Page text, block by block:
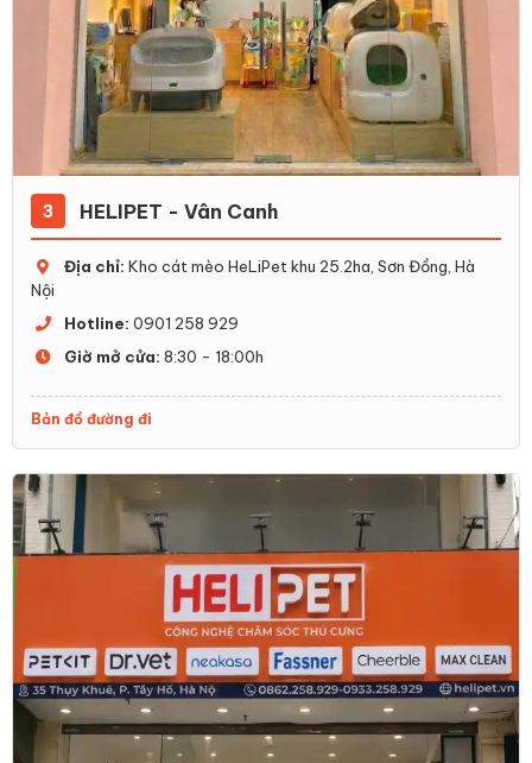
3 HELIPET - Vân Canh
Địa chỉ: Kho cát mèo HeLiPet khu 25.2ha, Sơn Đồng, Hà
Nội
Hotline: 0901 258 929
Giờ mở cửa: 8:30 - 18:00h
Bản đồ đường đi